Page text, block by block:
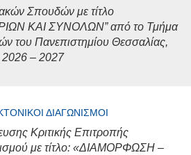
Σπουδών με τίτλο
ΚΑΙ ΣΥΝΟΛΩΝ” από το Τμήμα
του Πανεπιστημίου Θεσσαλίας,
2026 – 2027
ΔΙΑΓΩΝΙΣΜΟΊ
Κριτικής Επιτροπής
με τίτλο: «ΔΙΑΜΟΡΦΩΣΗ –